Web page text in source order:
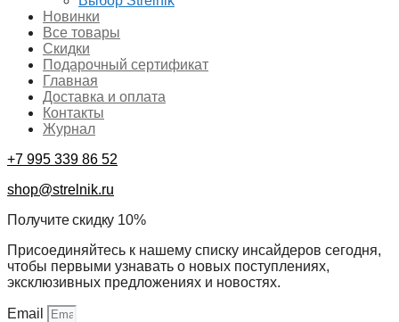
Новинки
Все товары
Скидки
Подарочный сертификат
Главная
Доставка и оплата
Контакты
Журнал
+7 995 339 86 52
shop@strelnik.ru
Получите скидку 10%
Присоединяйтесь к нашему списку инсайдеров сегодня,
чтобы первыми узнавать о новых поступлениях,
эксклюзивных предложениях и новостях.
Email